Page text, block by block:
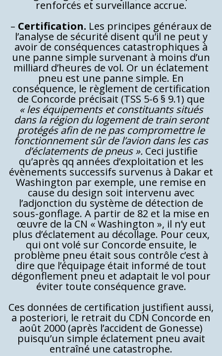
renforcés et surveillance accrue.
– Certification. Les principes généraux de
l’analyse de sécurité disent qu’il ne peut y
avoir de conséquences catastrophiques à
une panne simple survenant à moins d’un
milliard d’heures de vol. Or un éclatement
pneu est une panne simple. En
conséquence, le règlement de certification
de Concorde précisait (TSS 5-6 § 9.1) que
« les équipements et constituants situés
dans la région du logement de train seront
protégés afin de ne pas compromettre le
fonctionnement sûr de l’avion dans les cas
d’éclatements de pneus ». Ceci justifie
qu’après qq années d’exploitation et les
évènements successifs survenus à Dakar et
Washington par exemple, une remise en
cause du design soit intervenu avec
l’adjonction du système de détection de
sous-gonflage. A partir de 82 et la mise en
œuvre de la CN « Washington », il n’y eut
plus d’éclatement au décollage. Pour ceux,
qui ont volé sur Concorde ensuite, le
problème pneu était sous contrôle c’est à
dire que l’équipage était informé de tout
dégonflement pneu et adaptait le vol pour
éviter toute conséquence grave.
Ces données de certification justifient aussi,
a posteriori, le retrait du CDN Concorde en
août 2000 (après l’accident de Gonesse)
puisqu’un simple éclatement pneu avait
entraîné une catastrophe.